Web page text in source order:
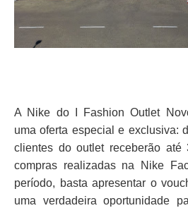
A Nike do I Fashion Outlet
uma oferta especial e exclusiva:
clientes do outlet receberão até
compras realizadas na Nike
período, basta apresentar o
uma verdadeira oportunidade